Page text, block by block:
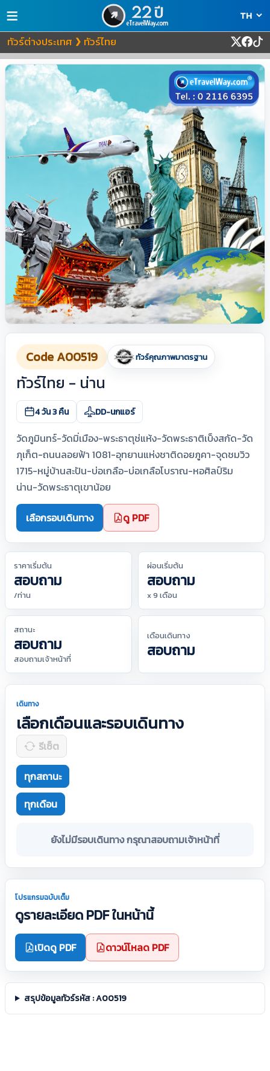
≡
ทัวร์ต่างประเทศ ❯ ทัวร์ไทย
Code A00519 ทัวร์คุณภาพมาตรฐาน
ทัวร์ไทย - น่าน
4 วัน 3 คืน DD-นกแอร์
วัดภูมินทร์-วัดมิ่เมือง-พระธาตุช่แห้ง-วัดพระธาติเบ็งสกัด-วัด
ภุเก็ต-ถนนลอยฟ้า 1081-อุทยานแห่งชาติดอยภูคา-จุดชมวิว
1715-หมู่บ้านสะปัน-บ่อเกลือ-บ่อเกลือโบราณ-หอศิลป์ริม
น่าน-วัดพระธาตุเขาน้อย
เลือกรอบเดินทาง ดู PDF
ราคาเริ่มต้น
สอบถาม
/ท่าน
ผ่อนเริ่มต้น
สอบถาม
x 9 เดือน
สถานะ
สอบถาม
สอบถามเจ้าหน้าที่
เดือนเดินทาง
สอบถาม
เดินทาง
เลือกเดือนและรอบเดินทาง
รีเซ็ต
ทุกสถานะ
ทุกเดือน
ยังไม่มีรอบเดินทาง กรุณาสอบถามเจ้าหน้าที่
โปรแกรมฉบับเต็ม
ดูรายละเอียด PDF ในหน้านี้
เปิดดู PDF ดาวน์โหลด PDF
สรุปข้อมูลทัวร์รหัส : A00519